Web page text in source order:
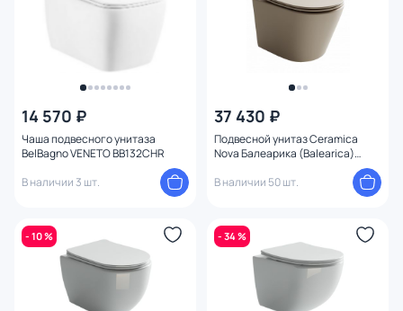
14 570 ₽
Чаша подвесного унитаза
BelBagno VENETO BB132CHR
В наличии 3 шт.
37 430 ₽
Подвесной унитаз Ceramica
Nova Балеарика (Balearica)
микролифтом
В наличии 50 шт.
- 10 % - 34 %